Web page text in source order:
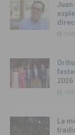
Juan
16/
2026
16/
La